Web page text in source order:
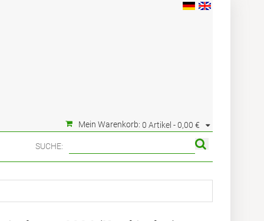
Mein Warenkorb: 0 Artikel -0,00 €
SUCHE: